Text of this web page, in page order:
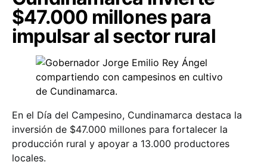
$47.000 millones para
impulsar al sector rural
En el Día del Campesino, Cundinamarca destaca la
inversión de $47.000 millones para fortalecer la
producción rural y apoyar a 13.000 productores
locales.